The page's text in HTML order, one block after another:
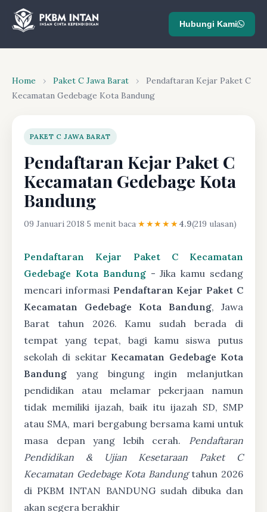
Hubungi Kami
Home › Paket C Jawa Barat ›
Pendaftaran Kejar Paket C
Kecamatan Gedebage Kota Bandung
PAKET C JAWA BARAT
Pendaftaran Kejar Paket C
Kecamatan Gedebage Kota
Bandung
09 Januari 2018·5 menit baca·★★★★★4.9(219 ulasan)
Pendaftaran Kejar Paket C Kecamatan
Gedebage Kota Bandung- Jika kamu sedang
mencari informasi Pendaftaran Kejar Paket C
Kecamatan Gedebage Kota Bandung, Jawa
Barat tahun 2026. Kamu sudah berada di
tempat yang tepat, bagi kamu siswa putus
sekolah di sekitar Kecamatan Gedebage Kota
Bandung yang bingung ingin melanjutkan
pendidikan atau melamar pekerjaan namun
tidak memiliki ijazah, baik itu ijazah SD, SMP
atau SMA, mari bergabung bersama kami untuk
masa depan yang lebih cerah. Pendaftaran
Pendidikan & Ujian Kesetaraan Paket C
Kecamatan Gedebage Kota Bandungtahun 2026
di PKBM INTAN BANDUNG sudah dibuka dan
akan segera berakhir